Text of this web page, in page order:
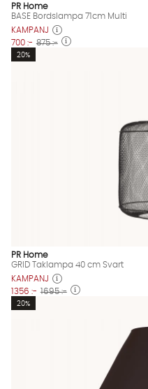
PR Home
BASE Bordslampa 71cm Multi
KAMPANJ
700 :- 875 :-
20%
PR Home
GRID Taklampa 40 cm Svart
KAMPANJ
1356 :- 1695 :-
20%